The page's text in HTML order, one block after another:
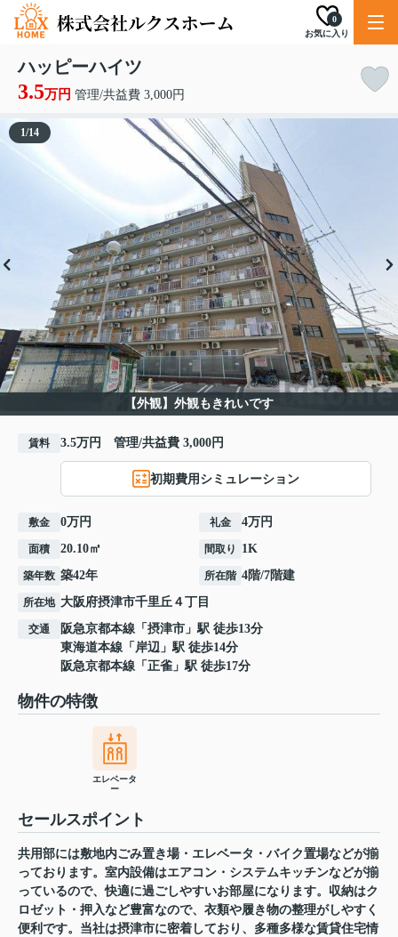
お気に入り
0
ハッピーハイツ
3.5万円 管理/共益費 3,000円
【外観】外観もきれいです
1/14
賃料 3.5万円 管理/共益費 3,000円
初期費用シミュレーション
敷金 0万円 礼金 4万円
面積 20.10㎡ 間取り 1K
築年数 築42年 所在階 4階/7階建
所在地 大阪府摂津市千里丘 ４丁目
交通 阪急京都本線 「 摂津市 」駅 徒歩13分
東海道本線 「 岸辺 」駅 徒歩14分
阪急京都本線 「 正雀 」駅 徒歩17分
物件の特徴
エレベータ
ー
セールスポイント
共用部には敷地内ごみ置き場・エレベータ・バイク置場などが揃
っております。室内設備はエアコン・システムキッチンなどが揃
っているので、快適に過ごしやすいお部屋になります。収納はク
ロゼット・押入など豊富なので、衣類や履き物の整理がしやすく
便利です。当社は摂津市に密着しており、多種多様な賃貸住宅情